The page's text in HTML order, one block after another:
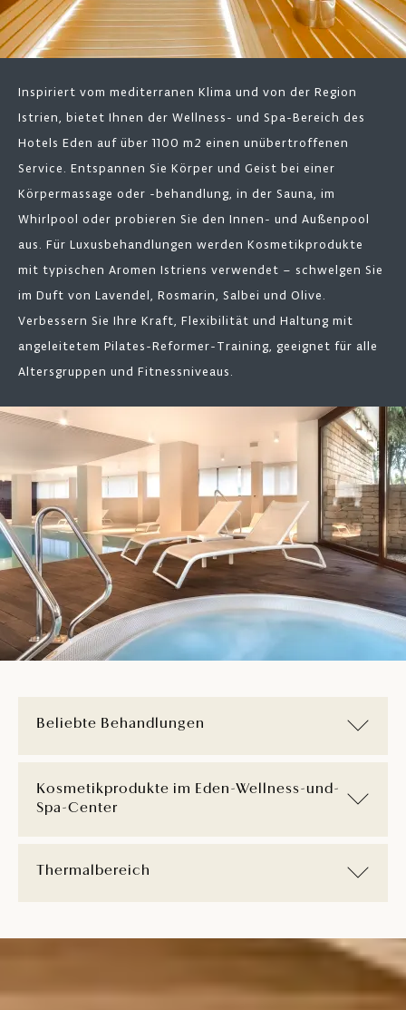
Inspiriert vom mediterranen Klima und von der Region
Istrien, bietet Ihnen der Wellness- und Spa-Bereich des
Hotels Eden auf über 1100 m2 einen unübertroffenen
Service. Entspannen Sie Körper und Geist bei einer
Körpermassage oder -behandlung, in der Sauna, im
Whirlpool oder probieren Sie den Innen- und Außenpool
aus. Für Luxusbehandlungen werden Kosmetikprodukte
mit typischen Aromen Istriens verwendet – schwelgen Sie
im Duft von Lavendel, Rosmarin, Salbei und Olive.
Verbessern Sie Ihre Kraft, Flexibilität und Haltung mit
angeleitetem Pilates-Reformer-Training, geeignet für alle
Altersgruppen und Fitnessniveaus.
Beliebte Behandlungen
Kosmetikprodukte im Eden-Wellness-und-
Spa-Center
Thermalbereich